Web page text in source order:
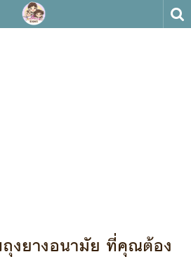
ถุงยางอนามัย ที่คุณต้อง